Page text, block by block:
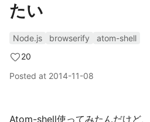
たい
Node.js browserify
atom-shell
20
Posted at 2014-11-08
Atom-shell使ってみたんだけど